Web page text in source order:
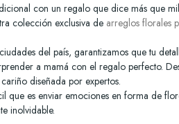
con un regalo que dice más que
colección exclusiva de arreglos florales
del país, garantizamos que tu
a mamá con el regalo perfecto.
diseñada por expertos.
que es enviar emociones en forma de
inolvidable.